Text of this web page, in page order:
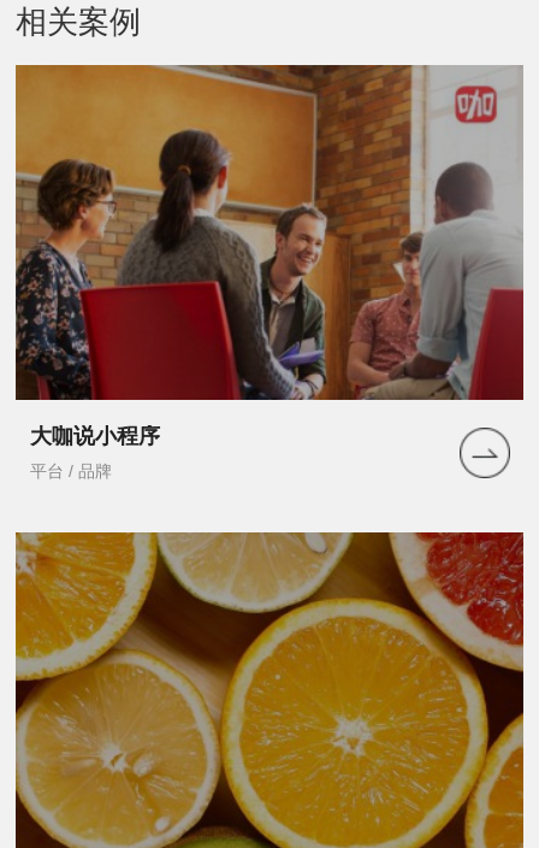
相关案例
大咖说小程序
平台 / 品牌